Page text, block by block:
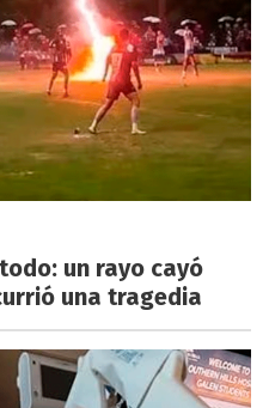
un rayo cayó
una tragedia